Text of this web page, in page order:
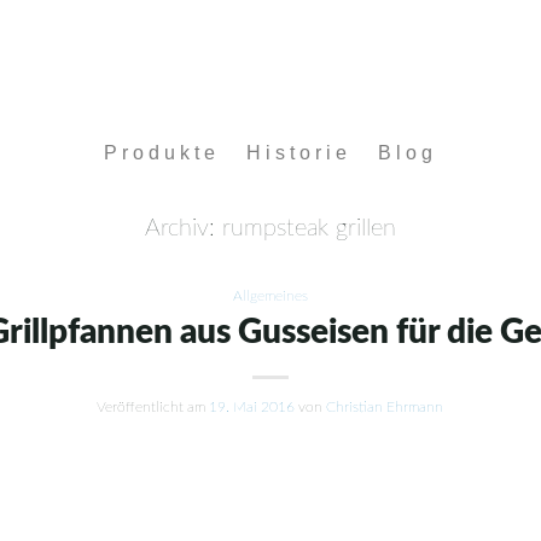
Produkte Historie Blog
Archiv: rumpsteak grillen
Allgemeines
aus Gusseisen für die
Veröffentlicht am 19. Mai 2016 vonChristian Ehrmann